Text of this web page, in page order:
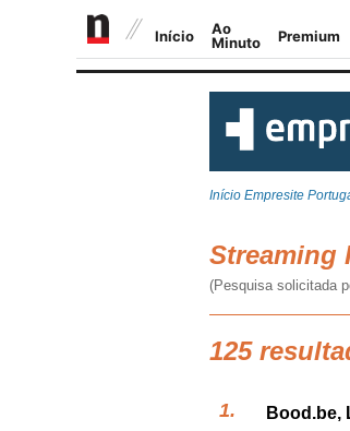
Início Empresite
Streaming
(Pesquisa solicitada
125
Bood.be,